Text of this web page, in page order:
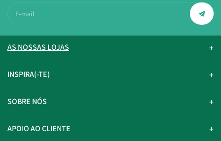
E-mail
AS NOSSAS LOJAS
INSPIRA(-TE)
SOBRE NÓS
APOIO AO CLIENTE